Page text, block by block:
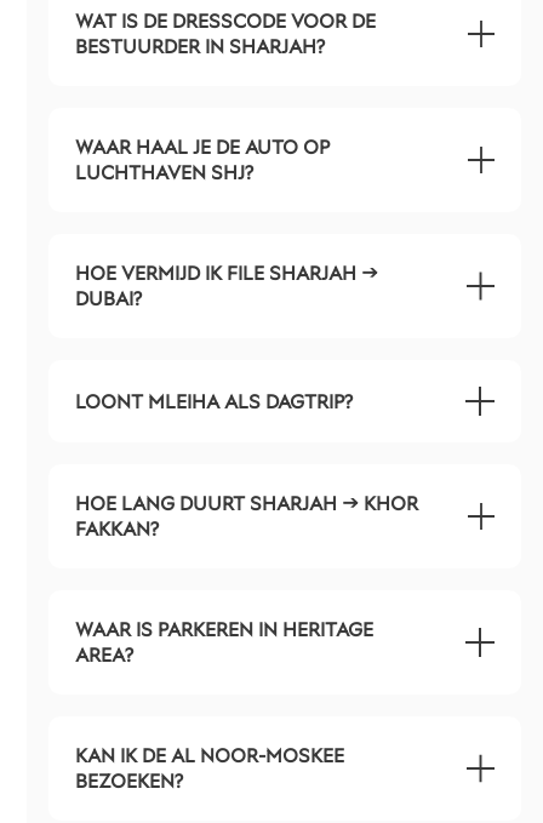
WAT IS DE DRESSCODE VOOR DE
BESTUURDER IN SHARJAH?
WAAR HAAL JE DE AUTO OP
LUCHTHAVEN SHJ?
HOE VERMIJD IK FILE SHARJAH →
DUBAI?
LOONT MLEIHA ALS DAGTRIP?
HOE LANG DUURT SHARJAH → KHOR
FAKKAN?
WAAR IS PARKEREN IN HERITAGE
AREA?
KAN IK DE AL NOOR-MOSKEE
BEZOEKEN?